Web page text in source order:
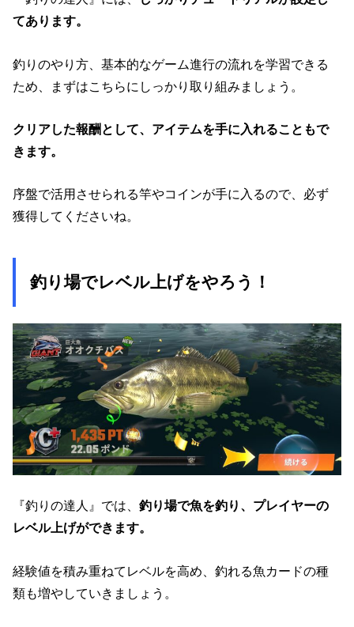
てあります。
釣りのやり方、基本的なゲーム進行の流れを学習できる
ため、まずはこちらにしっかり取り組みましょう。
クリアした報酬として、アイテムを手に入れることもで
きます。
序盤で活用させられる竿やコインが手に入るので、必ず
獲得してくださいね。
釣り場でレベル上げをやろう！
『釣りの達人』では、釣り場で魚を釣り、プレイヤーの
レベル上げができます。
経験値を積み重ねてレベルを高め、釣れる魚カードの種
類も増やしていきましょう。